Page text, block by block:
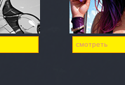
смотреть